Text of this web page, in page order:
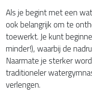
Als je begint met een
ook belangrijk om te
toewerkt. Je kunt
minder!), waarbij de
Naarmate je sterker
traditioneler
verlengen.